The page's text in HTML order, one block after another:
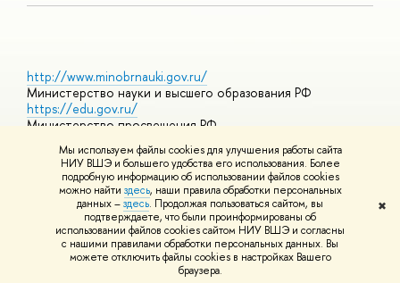
Мы используем файлы cookies для улучшения работы сайта
НИУ ВШЭ и большего удобства его использования. Более
подробную информацию об использовании файлов cookies
можно найти здесь, наши правила обработки персональных
данных –здесь. Продолжая пользоваться сайтом, вы
подтверждаете, что были проинформированы об
использовании файлов cookies сайтом НИУ ВШЭ и согласны
с нашими правилами обработки персональных данных. Вы
можете отключить файлы cookies в настройках Вашего
браузера.
✖
http://www.minobrnauki.gov.ru/
Министерство науки и высшего образования РФ
https://edu.gov.ru/
Министерство просвещения РФ
https://elearning.hse.ru/mooc
Массовые открытые онлайн-курсы
© НИУ ВШЭ 1993–2026 Адреса и контактыУсловия
использования материалов Политика конфиденциальности
Шрифты HSE Sans и HSE Slab разработаны вШколе дизайна НИУ